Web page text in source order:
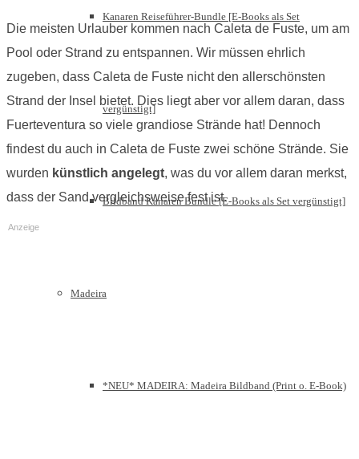
Kanaren Reiseführer-Bundle [E-Books als Set
vergünstigt]
Bildband Kanaren Bundle [E-Books als Set vergünstigt]
Madeira
*NEU* MADEIRA: Madeira Bildband (Print o. E-Book)
Die meisten Urlauber kommen nach Caleta de Fuste, um am
Pool oder Strand zu entspannen. Wir müssen ehrlich
zugeben, dass Caleta de Fuste nicht den allerschönsten
Strand der Insel bietet. Dies liegt aber vor allem daran, dass
Fuerteventura so viele grandiose Strände hat! Dennoch
findest du auch in Caleta de Fuste zwei schöne Strände. Sie
wurden künstlich angelegt, was du vor allem daran merkst,
dass der Sand vergleichsweise fest ist.
Anzeige